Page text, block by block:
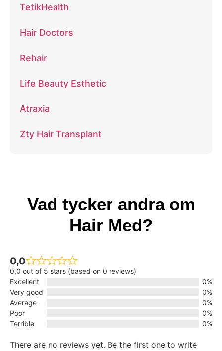
TetikHealth
Hair Doctors
Rehair
Life Beauty Esthetic
Atraxia
Zty Hair Transplant
Vad tycker andra om
Hair Med?
0,0
0,0 out of 5 stars (based on 0 reviews)
Excellent
0%
Very good
0%
Average
0%
Poor
0%
Terrible
0%
There are no reviews yet. Be the first one to write